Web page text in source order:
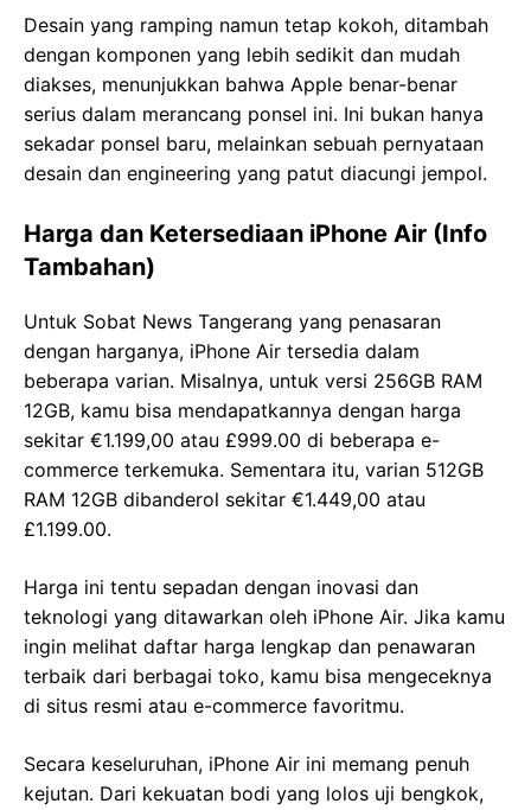
Desain yang ramping namun tetap kokoh, ditambah
dengan komponen yang lebih sedikit dan mudah
diakses, menunjukkan bahwa Apple benar-benar
serius dalam merancang ponsel ini. Ini bukan hanya
sekadar ponsel baru, melainkan sebuah pernyataan
desain dan engineering yang patut diacungi jempol.
Harga dan Ketersediaan iPhone Air (Info
Tambahan)
Untuk Sobat News Tangerang yang penasaran
dengan harganya, iPhone Air tersedia dalam
beberapa varian. Misalnya, untuk versi 256GB RAM
12GB, kamu bisa mendapatkannya dengan harga
sekitar €1.199,00 atau £999.00 di beberapa e-
commerce terkemuka. Sementara itu, varian 512GB
RAM 12GB dibanderol sekitar €1.449,00 atau
£1.199.00.
Harga ini tentu sepadan dengan inovasi dan
teknologi yang ditawarkan oleh iPhone Air. Jika kamu
ingin melihat daftar harga lengkap dan penawaran
terbaik dari berbagai toko, kamu bisa mengeceknya
di situs resmi atau e-commerce favoritmu.
Secara keseluruhan, iPhone Air ini memang penuh
kejutan. Dari kekuatan bodi yang lolos uji bengkok,